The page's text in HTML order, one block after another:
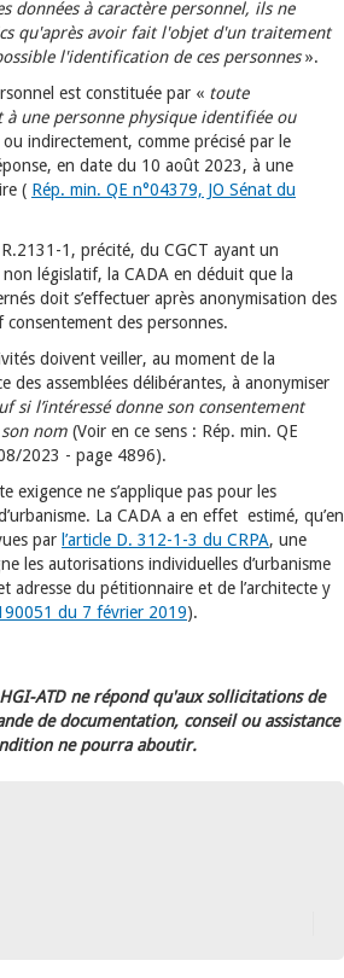
données à caractère personnel, ils ne
qu'après avoir fait l'objet d'un traitement
l'identification de ces personnes».
est constituée par « toute
une personne physique identifiée ou
indirectement, comme précisé par le
en date du 10 août 2023, à une
( Rép. min. QE n°04379, JO Sénat du
R.2131-1, précité, du CGCT ayant un
législatif, la CADA en déduit que la
doit s’effectuer après anonymisation des
consentement des personnes.
doivent veiller, au moment de la
des assemblées délibérantes, à anonymiser
si l’intéressé donne son consentement
nom (Voir en ce sens : Rép. min. QE
2023 - page 4896).
exigence ne s’applique pas pour les
La CADA a en effet estimé, qu’en
par l’article D. 312-1-3 du CRPA, une
les autorisations individuelles d’urbanisme
adresse du pétitionnaire et de l’architecte y
du 7 février 2019).
ATD ne répond qu'aux sollicitations de
de documentation, conseil ou assistance
ne pourra aboutir.